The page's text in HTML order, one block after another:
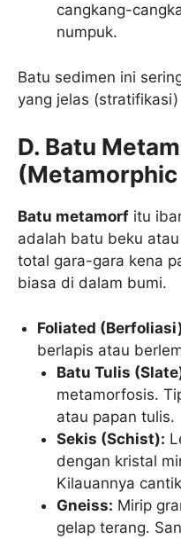
cangkang-
numpuk.
Batu sedimen ini
yang jelas
D. Batu
(Metamorphic
Batu metamorf itu
adalah batu beku
total gara-gara kena
biasa di dalam bumi.
Foliated
berlapis atau
Batu Tulis
metamorfosis.
atau papan tulis.
Sekis (Schist):
dengan kristal
Kilauannya
Gneiss: Mirip
gelap terang.